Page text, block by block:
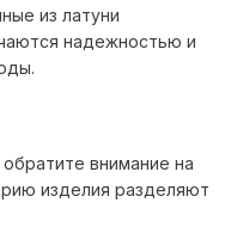
из латуни
надежностью и
внимание на
изделия разделяют